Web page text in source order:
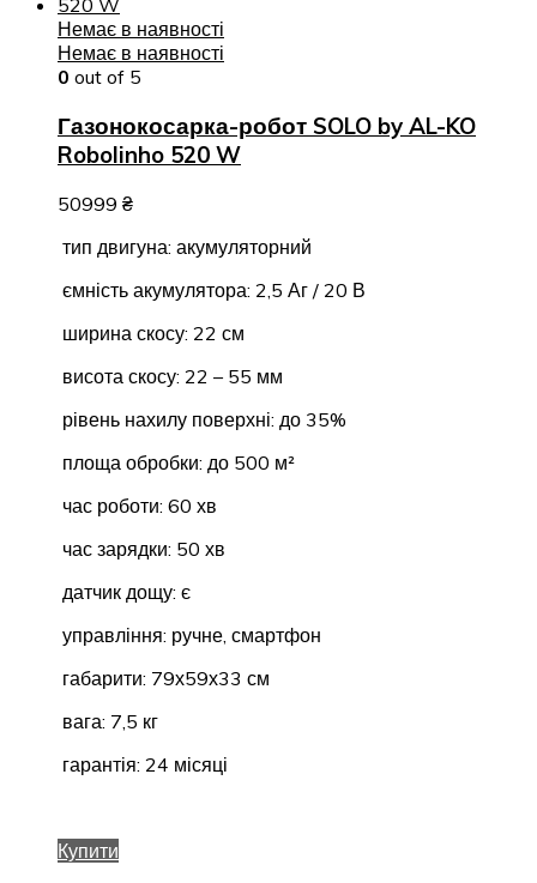
Немає в наявності
Немає в наявності
0 out of 5
Газонокосарка-робот SOLO by AL-KO
Robolinho 520 W
50999 ₴
тип двигуна: акумуляторний
ємність акумулятора: 2,5 Аг / 20 В
ширина скосу: 22 см
висота скосу: 22 – 55 мм
рівень нахилу поверхні: до 35%
площа обробки: до 500 м²
час роботи: 60 хв
час зарядки: 50 хв
датчик дощу: є
управління: ручне, смартфон
габарити: 79х59х33 см
вага: 7,5 кг
гарантія: 24 місяці
Купити